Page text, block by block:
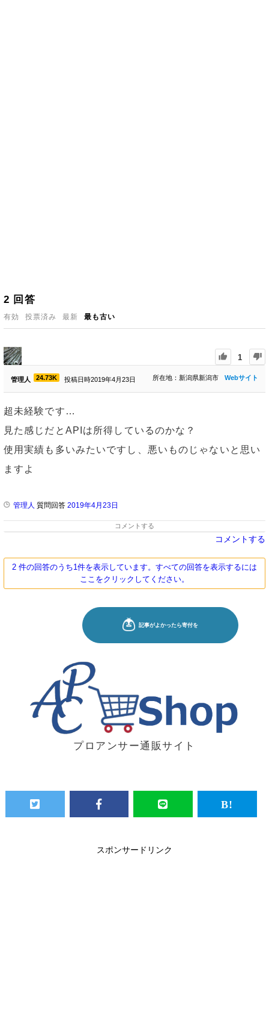
2 回答
有効 投票済み 最新 最も古い
1
管理人 24.73K 投稿日時2019年4月23日 Webサイト
所在地：新潟県新潟市
超未経験です…
見た感じだとAPIは所得しているのかな？
使用実績も多いみたいですし、悪いものじゃないと思い
ますよ
管理人 質問回答 2019年4月23日
コメントする
コメントする
2 件の回答のうち1件を表示しています。すべての回答を表示するには
ここをクリックしてください。
プロアンサー通販サイト
スポンサードリンク